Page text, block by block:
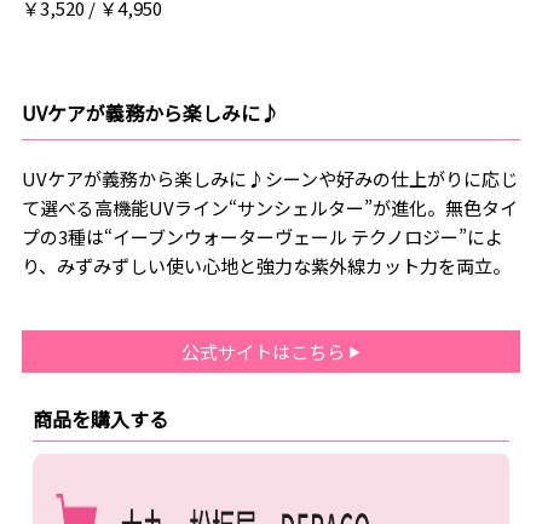
￥3,520 / ￥4,950
UVケアが義務から楽しみに♪
UVケアが義務から楽しみに♪シーンや好みの仕上がりに応じ
て選べる高機能UVライン“サンシェルター”が進化。無色タイ
プの3種は“イーブンウォーターヴェール テクノロジー”によ
り、みずみずしい使い心地と強力な紫外線カット力を両立。
公式サイトはこちら
商品を購入する